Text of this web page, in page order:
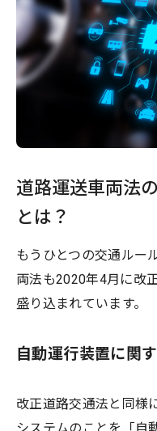
道路運送車両法
とは？
もうひとつの交通ルー
両法も2020年4月に改
盛り込まれています。
自動運行装置に関
改正道路交通法と同様
システムのことを「自